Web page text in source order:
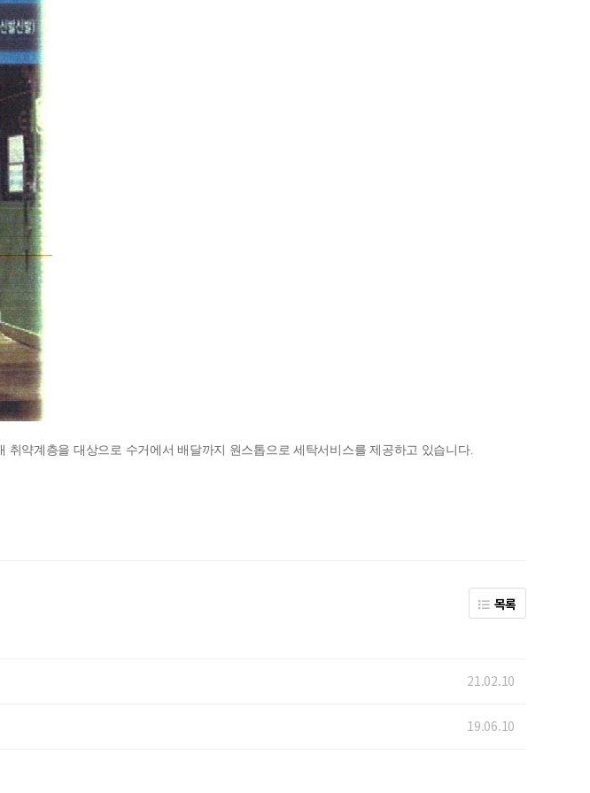
약계층을 대상으로 수거에서 배달까지 원스톱으로 세탁서비스를 제공하고 있습니다.
목록
21.02.10
19.06.10